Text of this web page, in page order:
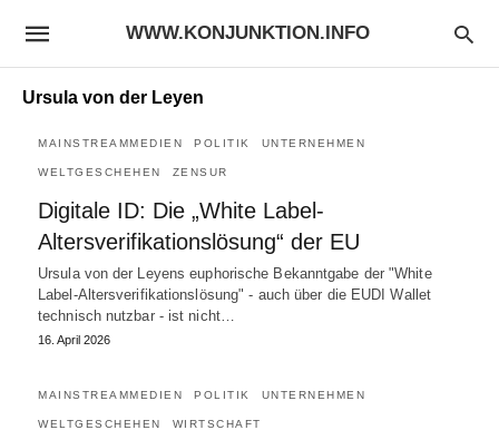
WWW.KONJUNKTION.INFO
Ursula von der Leyen
MAINSTREAMMEDIEN POLITIK UNTERNEHMEN
WELTGESCHEHEN ZENSUR
Digitale ID: Die „White Label-
Altersverifikationslösung“ der EU
Ursula von der Leyens euphorische Bekanntgabe der "White
Label-Altersverifikationslösung" - auch über die EUDI Wallet
technisch nutzbar - ist nicht…
16. April 2026
MAINSTREAMMEDIEN POLITIK UNTERNEHMEN
WELTGESCHEHEN WIRTSCHAFT